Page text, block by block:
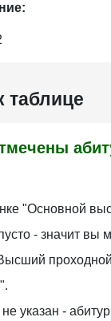
таблице
"Основной
- значит вы
указан -